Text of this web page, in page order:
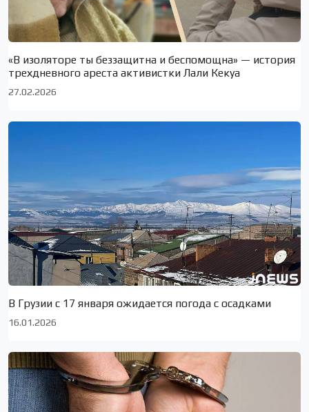
«В изоляторе ты беззащитна и беспомощна» — история
трехдневного ареста активистки Лали Кекуа
27.02.2026
В Грузии с 17 января ожидается погода с осадками
16.01.2026